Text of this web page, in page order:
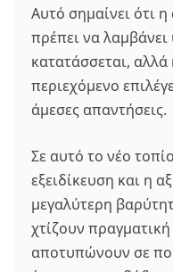
Αυτό σημαίνει ότι
πρέπει να
κατατάσσεται,
περιεχόμενο
άμεσες απαντήσεις.
Σε αυτό το νέο
εξειδίκευση και η
μεγαλύτερη
χτίζουν
αποτυπώνουν σε